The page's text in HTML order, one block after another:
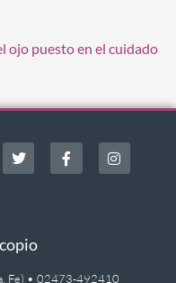
ojo puesto en el cuidado
Fe) • 02473-492410